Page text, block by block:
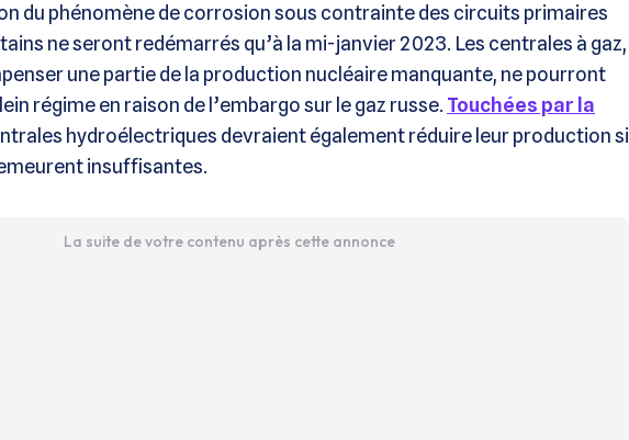
du phénomène de corrosion sous contrainte des circuits primaires
ne seront redémarrés qu’à la mi-janvier 2023. Les centrales à gaz,
une partie de la production nucléaire manquante, ne pourront
régime en raison de l’embargo sur le gaz russe. Touchées par la
hydroélectriques devraient également réduire leur production si
insuffisantes.
La suite de votre contenu après cette annonce